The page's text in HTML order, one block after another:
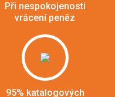
Při nespokojenosti
vrácení peněz
95% katalogových